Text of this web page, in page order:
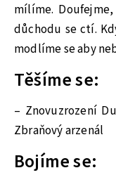
mílíme.
důchodu se ctí.
modlíme se aby
Těšíme se:
– Znovuzrození
Zbraňový arzenál
Bojíme se: